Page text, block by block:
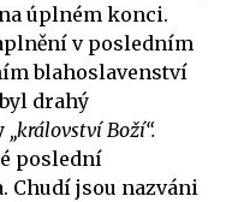
úplném konci.
v posledním
blahoslavenství
drahý
„království Boží“.
poslední
Chudí jsou nazváni